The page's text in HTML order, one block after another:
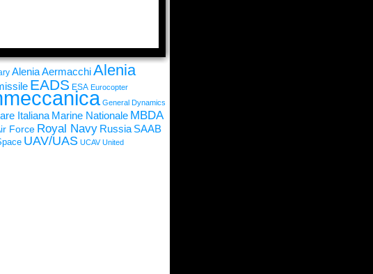
Alenia AermacchiAlenia
EADS ESA Eurocopter
General Dynamics
Italiana Marine Nationale MBDA
Force Royal Navy Russia SAAB
UAV/UAS UCAV United